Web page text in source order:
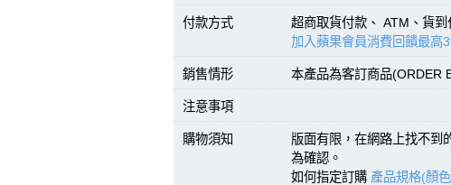
付款方式 超商取貨付款、 ATM、貨
加入蘋果會員消費回饋最高
銷售情形 本產品為客訂商品(ORDER
注意事項
購物須知 版面有限，在網路上找不到
為確認。
如何指定訂購 產品規格(顏